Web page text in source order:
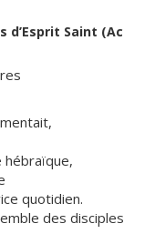
Saint (Ac
hébraïque,
quotidien.
des disciples